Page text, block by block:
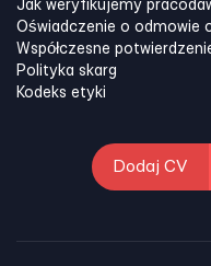
Jak weryfikujemy
Oświadczenie o odmowie
Współczesne
Polityka skarg
Kodeks etyki
Dodaj CV